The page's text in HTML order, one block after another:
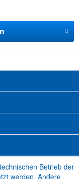
Betrieb der
werden. Andere